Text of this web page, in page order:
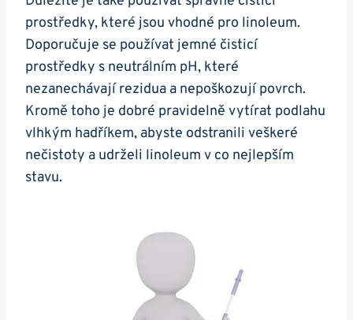
prostředky, které jsou vhodné pro linoleum.
Doporučuje se používat jemné čisticí
prostředky s neutrálním pH, které
nezanechávají rezidua a nepoškozují povrch.
Kromě toho je dobré pravidelně vytírat podlahu
vlhkým hadříkem, abyste odstranili veškeré
nečistoty a udrželi linoleum v co nejlepším
stavu.